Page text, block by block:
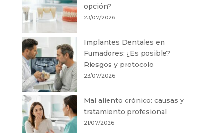
opción?
23/07/2026
Implantes Dentales en
Fumadores: ¿Es posible?
Riesgos y protocolo
23/07/2026
Mal aliento crónico: causas y
tratamiento profesional
21/07/2026